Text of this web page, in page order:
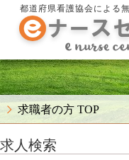
都道府県看護協会による
求職者の方 TOP
求人検索